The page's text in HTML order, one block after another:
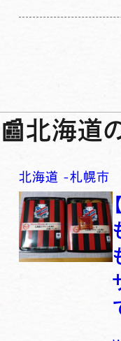
📰北海道
北海道 -札幌市